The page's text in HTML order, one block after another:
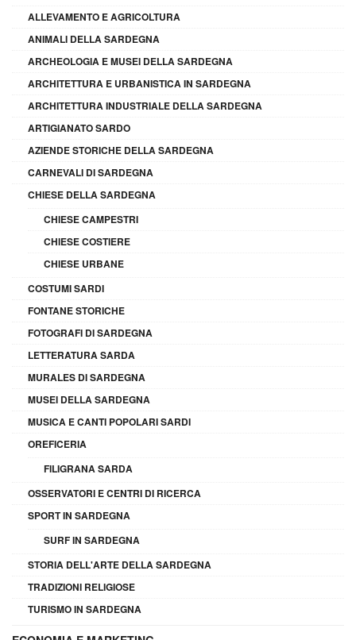
ALLEVAMENTO E AGRICOLTURA
ANIMALI DELLA SARDEGNA
ARCHEOLOGIA E MUSEI DELLA SARDEGNA
ARCHITETTURA E URBANISTICA IN SARDEGNA
ARCHITETTURA INDUSTRIALE DELLA SARDEGNA
ARTIGIANATO SARDO
AZIENDE STORICHE DELLA SARDEGNA
CARNEVALI DI SARDEGNA
CHIESE DELLA SARDEGNA
CHIESE CAMPESTRI
CHIESE COSTIERE
CHIESE URBANE
COSTUMI SARDI
FONTANE STORICHE
FOTOGRAFI DI SARDEGNA
LETTERATURA SARDA
MURALES DI SARDEGNA
MUSEI DELLA SARDEGNA
MUSICA E CANTI POPOLARI SARDI
OREFICERIA
FILIGRANA SARDA
OSSERVATORI E CENTRI DI RICERCA
SPORT IN SARDEGNA
SURF IN SARDEGNA
STORIA DELL'ARTE DELLA SARDEGNA
TRADIZIONI RELIGIOSE
TURISMO IN SARDEGNA